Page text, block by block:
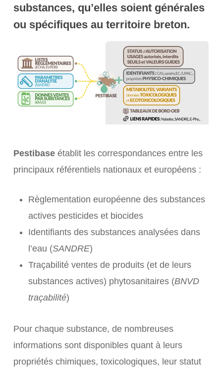
substances, qu’elles soient générales
ou spécifiques au territoire breton.
Pestibaseétablit les correspondances entre les
principaux référentiels nationaux et européens :
Règlementation européenne des substances
actives pesticides et biocides
Identifiants des substances analysées dans
l’eau (SANDRE)
Traçabilité ventes de produits (et de leurs
substances actives) phytosanitaires (BNVD
traçabilité)
Pour chaque substance, de nombreuses
informations sont disponibles quant à leurs
propriétés chimiques, toxicologiques, leur statut